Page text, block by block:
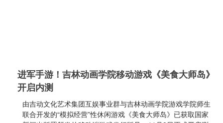
进军手游！吉林动画学院移动游戏《美食大师岛》
开启内测
由吉动文化艺术集团互娱事业群与吉林动画学院游戏学院师生
联合开发的“模拟经营”性休闲游戏《美食大师岛》已获取国家